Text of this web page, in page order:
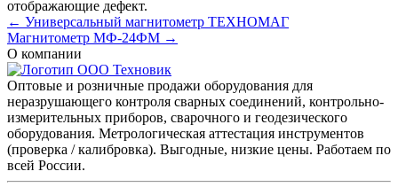
отображающие дефект.
← Универсальный магнитометр ТЕХНОМАГ
Магнитометр МФ-24ФМ →
О компании
Оптовые и розничные продажи оборудования для
неразрушающего контроля сварных соединений, контрольно-
измерительных приборов, сварочного и геодезического
оборудования. Метрологическая аттестация инструментов
(проверка / калибровка). Выгодные, низкие цены. Работаем по
всей России.